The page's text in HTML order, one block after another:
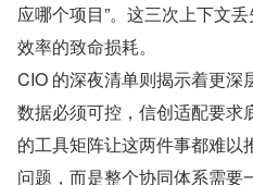
应哪个项目”。这三次上下文
效率的致命损耗。
CIO 的深夜清单则揭示着更
数据必须可控，信创适配要求
的工具矩阵让这两件事都难以
问题，而是整个协同体系需要